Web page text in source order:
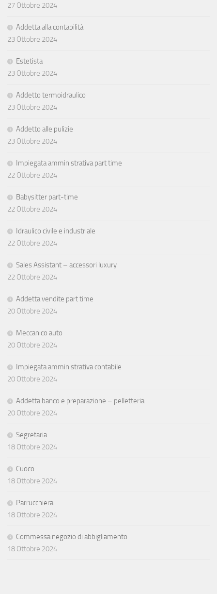
27 Ottobre 2024
Addetta alla contabilità
23 Ottobre 2024
Estetista
23 Ottobre 2024
Addetto termoidraulico
23 Ottobre 2024
Addetto alle pulizie
23 Ottobre 2024
Impiegata amministrativa part time
22 Ottobre 2024
Babysitter part-time
22 Ottobre 2024
Idraulico civile e industriale
22 Ottobre 2024
Sales Assistant – accessori luxury
22 Ottobre 2024
Addetta vendite part time
20 Ottobre 2024
Meccanico auto
20 Ottobre 2024
Impiegata amministrativa contabile
20 Ottobre 2024
Addetta banco e preparazione – pelletteria
20 Ottobre 2024
Segretaria
18 Ottobre 2024
Cuoco
18 Ottobre 2024
Parrucchiera
18 Ottobre 2024
Commessa negozio di abbigliamento
18 Ottobre 2024